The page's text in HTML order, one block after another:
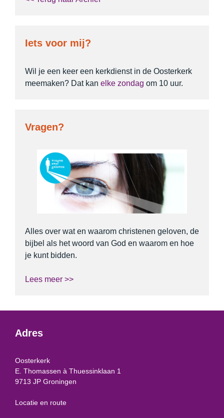
Iets voor mij?
Wil je een keer een kerkdienst in de Oosterkerk
meemaken? Dat kan elke zondag om 10 uur.
Vragen?
Alles over wat en waarom christenen geloven, de
bijbel als het woord van God en waarom en hoe
je kunt bidden.
Lees meer >>
Adres
Oosterkerk
E. Thomassen à Thuessinklaan 1
9713 JP Groningen
Locatie en route